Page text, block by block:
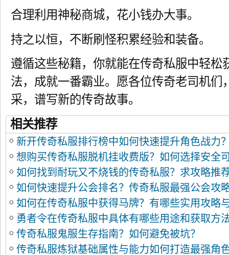
合理利用神秘商城，花小钱办大事。
持之以恒，不断刷怪积累经验和装备。
遵循这些秘籍，你就能在传奇私服中轻松
法，成就一番霸业。愿各位传奇老司机们
采，谱写新的传奇故事。
相关推荐
新开传奇私服排行榜中如何快速提升角色战力
想购买传奇私服脱机挂收费版？如何选择安全
如何找到耐玩又不烧钱的传奇私服？求攻略推
如何快速提升公会排名？传奇私服最强公会攻
如何在传奇私服中获得马牌？有哪些实用攻略
勇者令在传奇私服中具体有哪些用途和获取方
传奇私服鬼服生存指南？如何避免被坑？
传奇私服炼狱基础属性与能力如何打造最强角